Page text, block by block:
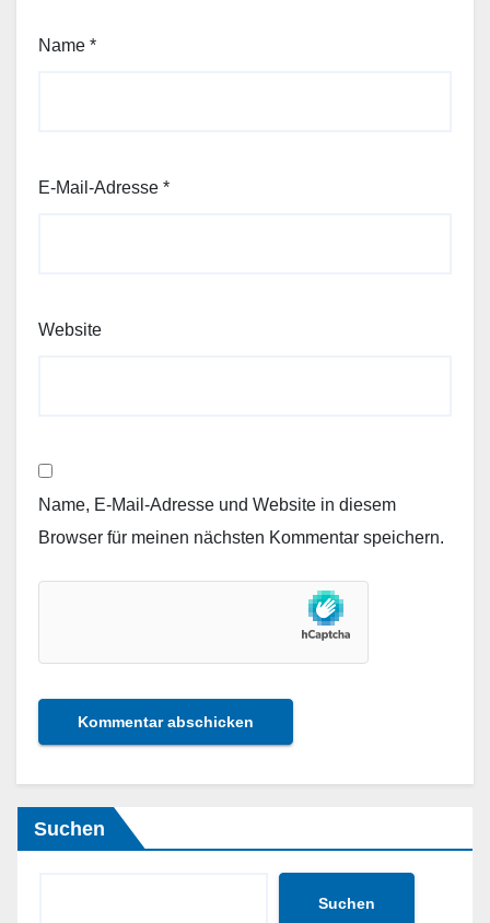
Name *
E-Mail-Adresse *
Website
Name, E-Mail-Adresse und Website in diesem
Browser für meinen nächsten Kommentar speichern.
Suchen
Suchen